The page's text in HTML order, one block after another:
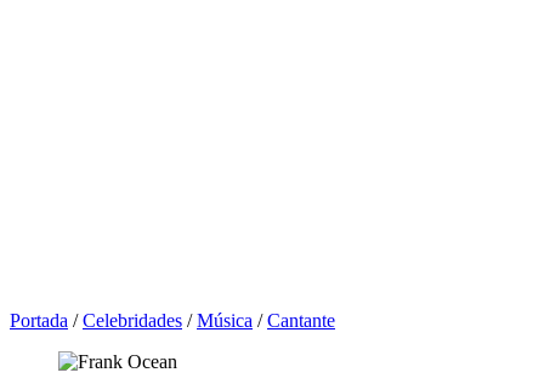
Portada /Celebridades /Música /Cantante